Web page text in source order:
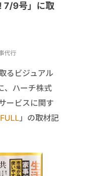
7/9号」に取
代行
るビジュアル
ハーチ株式
ービスに関す
」の取材記